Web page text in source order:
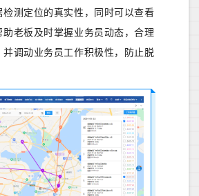
检测定位的真实性，同时可以查看
助老板及时掌握业务员动态，合理
并调动业务员工作积极性，防止脱